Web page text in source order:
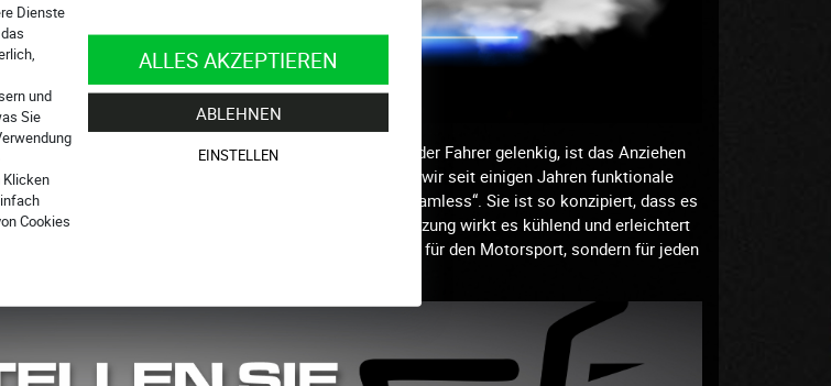
Dienste
und
Sie
Klicken
Cookies
ALLES AKZEPTIEREN
ABLEHNEN
EINSTELLEN
der am wenigsten spaßige Teil sein. Selbst wenn der Fahrer gelenkig, ist das Anziehen
Bei 4SR sind wir uns dessen bewusst. Deshalb bieten wir seit einigen Jahren funktionale
ergänzen wir unser Angebot um das neue Modell „Seamless“. Sie ist so konzipiert, dass es
perfekt stützt. Durch seine neuen Zusammensetzung wirkt es kühlend und erleichtert
Funktionsunterwäsche auch als Basisschicht nicht nur für den Motorsport, sondern für jeden
verwendet werden kann.